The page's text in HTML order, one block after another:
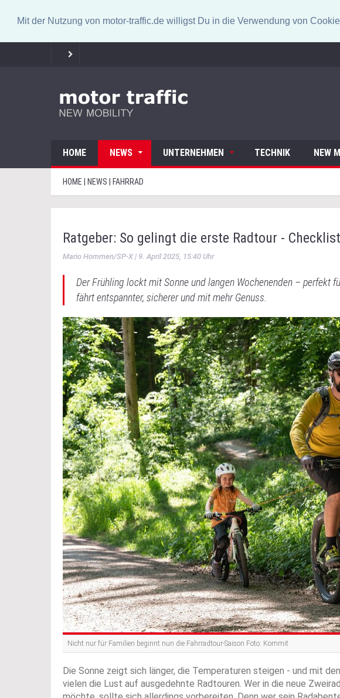
Mit der Nutzung von motor-traffic.de willigst Du in die Verwendung von
HOME NEWS UNTERNEHMEN TECHNIK NEW
HOME | NEWS | FAHRRAD
Ratgeber: So gelingt die erste Radtour -
Mario Hommen/SP-X | 9. April 2025, 15:40 Uhr
Der Frühling lockt mit Sonne und langen Wochenenden – perfekt
fährt entspannter, sicherer und mit mehr Genuss.
Nicht nur für Familien beginnt nun die Fahrradtour-Saison Foto: Kommit
Die Sonne zeigt sich länger, die Temperaturen steigen - und mit
vielen die Lust auf ausgedehnte Radtouren. Wer in die neue